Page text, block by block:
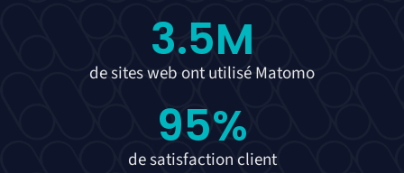
de sites web ont utilisé Matomo
3.5M
de satisfaction client
95%